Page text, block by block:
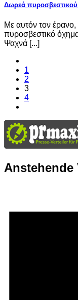
Δωρεά
Με αυτόν τον
πυροσβεστικό
Ψαχνά [...]
1
2
3
4
Anstehende